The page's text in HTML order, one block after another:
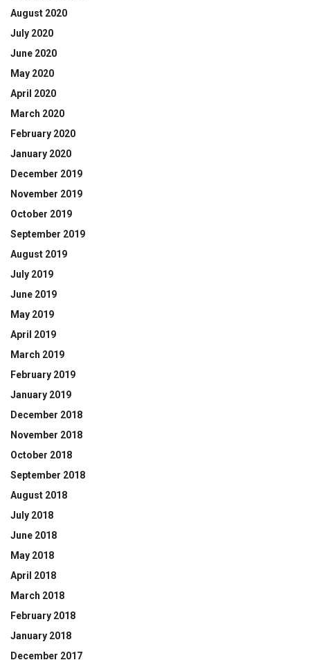
August 2020
July 2020
June 2020
May 2020
April 2020
March 2020
February 2020
January 2020
December 2019
November 2019
October 2019
September 2019
August 2019
July 2019
June 2019
May 2019
April 2019
March 2019
February 2019
January 2019
December 2018
November 2018
October 2018
September 2018
August 2018
July 2018
June 2018
May 2018
April 2018
March 2018
February 2018
January 2018
December 2017